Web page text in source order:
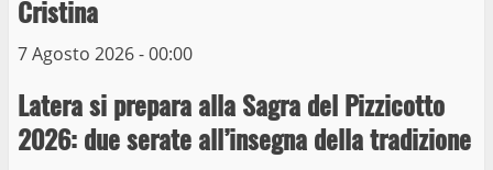
Cristina
7 Agosto 2026 - 00:00
Latera si prepara alla Sagra del Pizzicotto
2026: due serate all’insegna della tradizione
Giochi Sportivi Studenteschi di Atletica a
Viterbo